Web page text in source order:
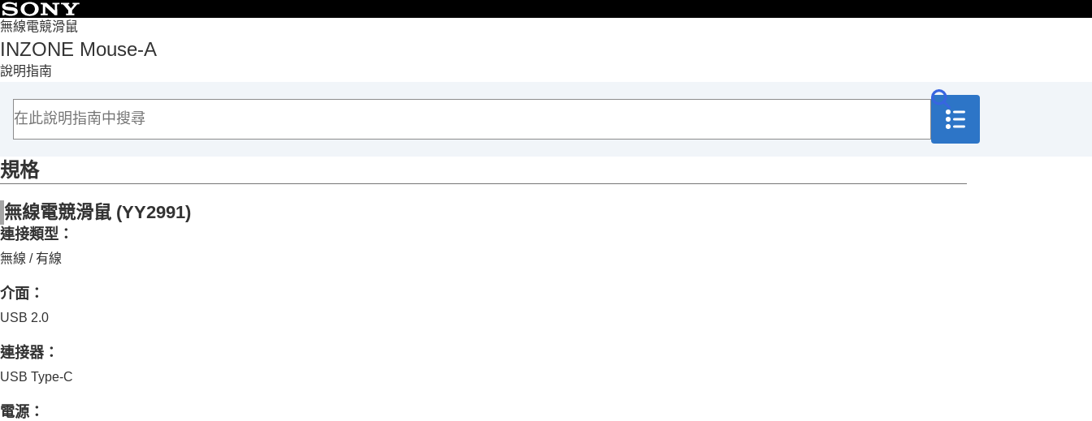
無線電競滑鼠
INZONE Mouse-A
說明指南
頁首
使用滑鼠
自訂滑鼠
疑難排除
規格
規格
無線電競滑鼠 (YY2991)
連接類型：
無線 / 有線
介面：
USB 2.0
連接器：
USB Type-C
電源 ：